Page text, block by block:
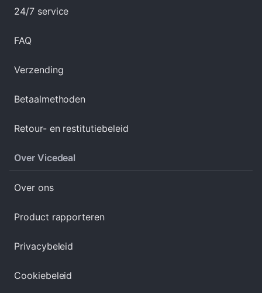
24/7 service
FAQ
Verzending
Betaalmethoden
Retour- en restitutiebeleid
Over Vicedeal
Over ons
Product rapporteren
Privacybeleid
Cookiebeleid